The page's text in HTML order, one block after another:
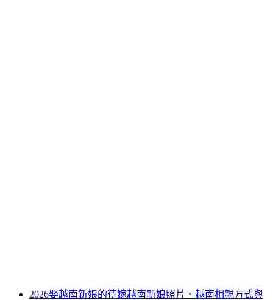
2026娶越南新娘的待嫁越南新娘照片、越南相親方式與